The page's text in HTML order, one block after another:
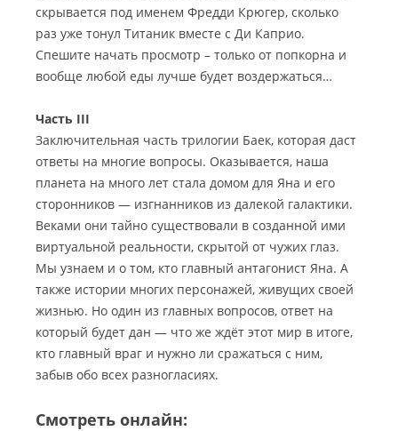
скрывается под именем Фредди Крюгер, сколько
раз уже тонул Титаник вместе с Ди Каприо.
Спешите начать просмотр – только от попкорна и
вообще любой еды лучше будет воздержаться…
Часть III
Заключительная часть трилогии Баек, которая даст
ответы на многие вопросы. Оказывается, наша
планета на много лет стала домом для Яна и его
сторонников — изгнанников из далекой галактики.
Веками они тайно существовали в созданной ими
виртуальной реальности, скрытой от чужих глаз.
Мы узнаем и о том, кто главный антагонист Яна. А
также истории многих персонажей, живущих своей
жизнью. Но один из главных вопросов, ответ на
который будет дан — что же ждёт этот мир в итоге,
кто главный враг и нужно ли сражаться с ним,
забыв обо всех разногласиях.
Смотреть онлайн: